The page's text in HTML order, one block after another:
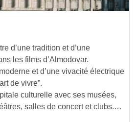
d’une tradition et d’une
les films d’Almodovar.
et d’une vivacité électrique
de vivre”.
culturelle avec ses musées,
salles de concert et clubs.…